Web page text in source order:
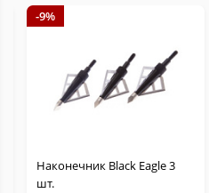
-9%
Наконечник Black Eagle 3
шт.